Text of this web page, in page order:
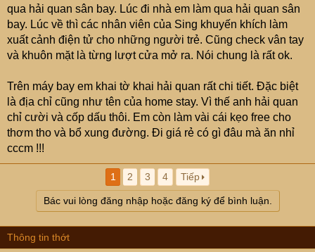
qua hải quan sân bay. Lúc đi nhà em làm qua hải quan sân
bay. Lúc về thì các nhân viên của Sing khuyến khích làm
xuất cảnh điện tử cho những người trẻ. Cũng check vân tay
và khuôn mặt là từng lượt cửa mở ra. Nói chung là rất ok.
Trên máy bay em khai tờ khai hải quan rất chi tiết. Đặc biệt
là địa chỉ cũng như tên của home stay. Vì thế anh hải quan
chỉ cười và cốp dấu thôi. Em còn làm vài cái kẹo free cho
thơm tho và bổ xung đường. Đi giá rẻ có gì đâu mà ăn nhỉ
cccm !!!
1 2 3 4 Tiếp
Bác vui lòng đăng nhập hoặc đăng ký để bình luận.
Thông tin thớt